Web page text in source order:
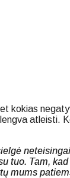
kokias
atleisti.
tuo. Tam,
mums